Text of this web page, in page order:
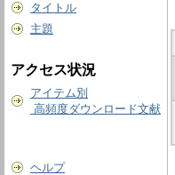
タイトル
主題
アクセス状況
アイテム別
高頻度ダウンロード文献
ヘルプ